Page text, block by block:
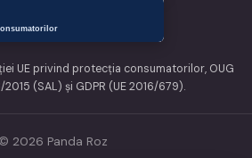
UE privind protecția consumatorilor, OUG
(SAL) și GDPR (UE 2016/679).
© 2026 Panda Roz